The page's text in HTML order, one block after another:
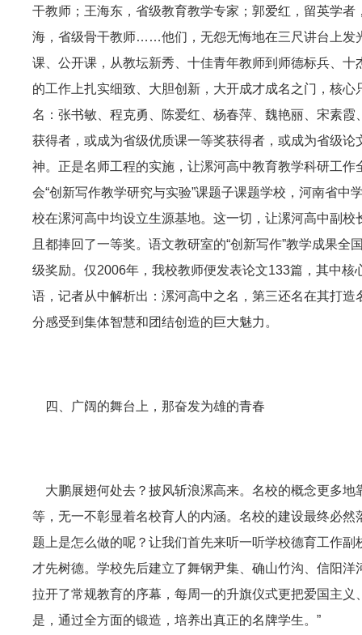
干教师；王海东，省级教育教学专家；郭爱红，留英学
海，省级骨干教师……他们，无怨无悔地在三尺讲台上发
课、公开课，从教坛新秀、十佳青年教师到师德标兵、
的工作上扎实细致、大胆创新，大开成才成名之门，核
名：张书敏、程克勇、陈爱红、杨春萍、魏艳丽、宋素
获得者，或成为省级优质课一等奖获得者，或成为省级
神。正是名师工程的实施，让漯河高中教育教学科研工
会“创新写作教学研究与实验”课题子课题学校，河南省
校在漯河高中均设立生源基地。这一切，让漯河高中副
且都捧回了一等奖。语文教研室的“创新写作”教学成果
级奖励。仅2006年，我校教师便发表论文133篇，其中
语，记者从中解析出：漯河高中之名，第三还名在其打
分感受到集体智慧和团结创造的巨大魅力。
四、广阔的舞台上，那奋发为雄的青春
大鹏展翅何处去？披风斩浪漯高来。名校的概念更多
等，无一不彰显着名校育人的内涵。名校的建设最终必
题上是怎么做的呢？让我们首先来听一听学校德育工作
才先树德。学校先后建立了舞钢尹集、确山竹沟、信阳
拉开了常规教育的序幕，每周一的升旗仪式更把爱国主
是，通过全方面的锻造，培养出真正的名牌学生。”